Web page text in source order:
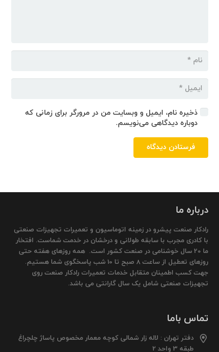
ذخیره نام، ایمیل و وبسایت من در مرورگر برای زمانی که
دوباره دیدگاهی می‌نویسم.
فرستادن دیدگاه
درباره ما
رادکار صنعت پیشرو در زمینه اتوماسیون و تعمیرات تجهیزات صنعتی
با کادری مجرب با سابقه طولانی و درخشان در خدمت شماست. افتخار
ما 20 سال خوشنامی در صنعت کشور است. همه روزهای هفته حتی
روزهای تعطیل از ساعت 8 صبح تا 10 شب پاسخگوی شما هستیم.
جهت کسب اطمینان متقابل خدمات تعمیرات رادکار صنعت روی
تجهیزات صنعتی شامل یک سال گارانتی می باشد.
تماس باما
دفتر تهران : لاله زار شمالی کوچه معمار مخصوص پاساژ چلچراغ
طبقه 3 واحد 2